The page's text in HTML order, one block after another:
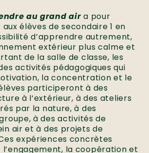
au grand aira pour
élèves de secondaire 1 en
d’apprendre autrement,
extérieur plus calme et
de la salle de classe, les
activités pédagogiques qui
la concentration et le
participeront à des
à l’extérieur, à des ateliers
par la nature, à des
à des activités de
air et à des projets de
expériences concrètes
la coopération et